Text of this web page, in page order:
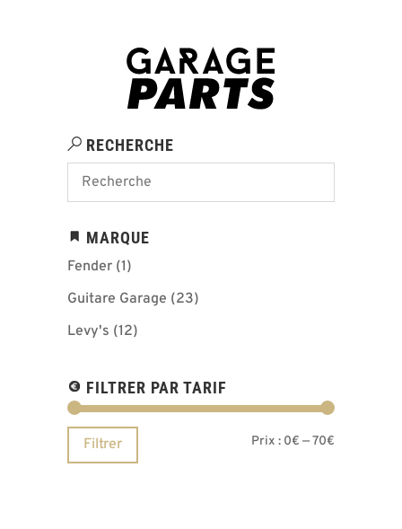
RECHERCHE
MARQUE
Fender (1)
Guitare Garage (23)
Levy's (12)
FILTRER PAR TARIF
Filtrer Prix : 0€ —70€